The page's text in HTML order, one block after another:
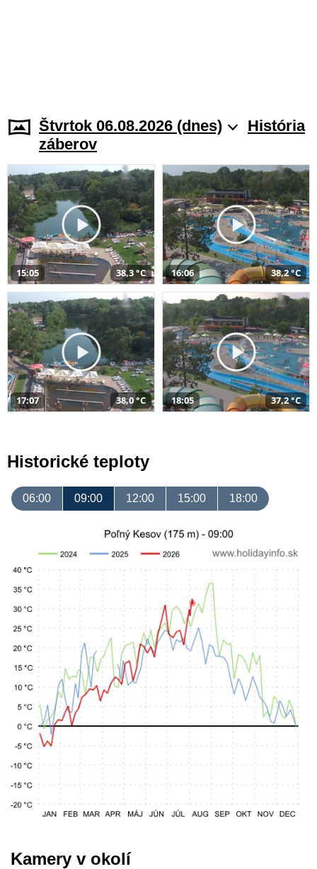
Štvrtok 06.08.2026 (dnes)
História
záberov
15:05 38,3 °C 16:06 38,2 °C
17:07 38,0 °C 18:05 37,2 °C
Historické teploty
06:00 09:00 12:00 15:00 18:00
Kamery v okolí